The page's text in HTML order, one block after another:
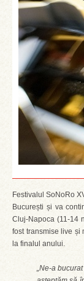
Festivalul SoNoRo
București și va
Cluj-Napoca (11-14
fost transmise live și
la finalul anului.
„Ne-a